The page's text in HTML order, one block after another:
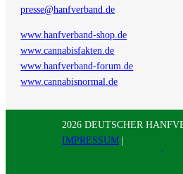
presse@hanfverband.de
www.hanfverband-shop.de
www.cannabisfakten.de
www.hanfverband-forum.de
www.cannabisnormal.de
2026 DEUTSCHER
IMPRESSUM |